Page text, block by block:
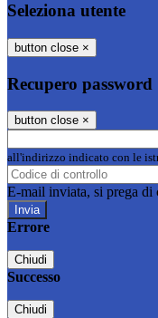
Seleziona utente
button close ×
Recupero password
button close ×
all'indirizzo indicato con le
E-mail inviata, si prega di
Errore
Chiudi
Successo
Chiudi